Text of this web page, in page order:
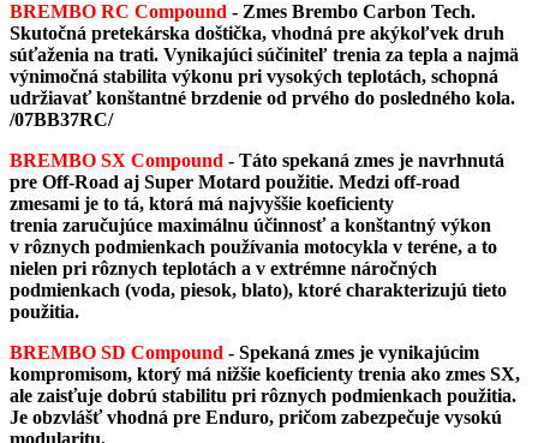
BREMBO RC Compound - Zmes Brembo Carbon Tech.
Skutočná pretekárska doštička, vhodná pre akýkoľvek druh
súťaženia na trati. Vynikajúci súčiniteľ trenia za tepla a najmä
výnimočná stabilita výkonu pri vysokých teplotách, schopná
udržiavať konštantné brzdenie od prvého do posledného kola.
/07BB37RC/
BREMBO SX Compound - Táto spekaná zmes je navrhnutá
pre Off-Road aj Super Motard použitie. Medzi off-road
zmesami je to tá, ktorá má najvyššie koeficienty
trenia zaručujúce maximálnu účinnosť a konštantný výkon
v rôznych podmienkach používania motocykla v teréne, a to
nielen pri rôznych teplotách a v extrémne náročných
podmienkach (voda, piesok, blato), ktoré charakterizujú tieto
použitia.
BREMBO SD Compound - Spekaná zmes je vynikajúcim
kompromisom, ktorý má nižšie koeficienty trenia ako zmes SX,
ale zaisťuje dobrú stabilitu pri rôznych podmienkach použitia.
Je obzvlášť vhodná pre Enduro, pričom zabezpečuje vysokú